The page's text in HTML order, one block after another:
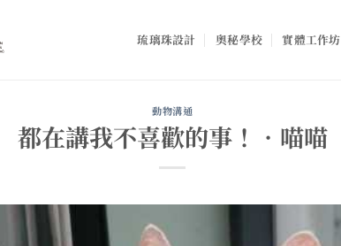
琉璃珠設計 奧秘學校 實體工作坊
動物溝通
都在講我不喜歡的事！•喵喵